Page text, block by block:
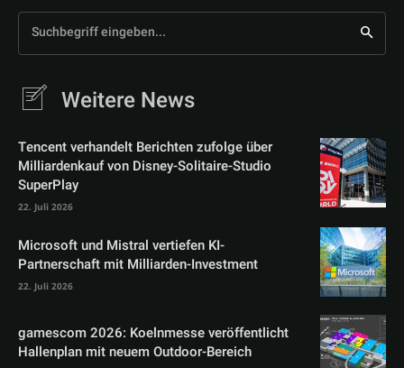
Suchbegriff eingeben...
Weitere News
Tencent verhandelt Berichten zufolge über
Milliardenkauf von Disney-Solitaire-Studio
SuperPlay
22. Juli 2026
Microsoft und Mistral vertiefen KI-
Partnerschaft mit Milliarden-Investment
22. Juli 2026
gamescom 2026: Koelnmesse veröffentlicht
Hallenplan mit neuem Outdoor-Bereich